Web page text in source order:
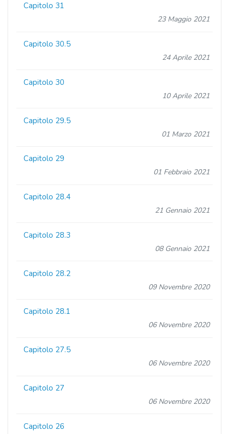
Capitolo 31
23 Maggio 2021
Capitolo 30.5
24 Aprile 2021
Capitolo 30
10 Aprile 2021
Capitolo 29.5
01 Marzo 2021
Capitolo 29
01 Febbraio 2021
Capitolo 28.4
21 Gennaio 2021
Capitolo 28.3
08 Gennaio 2021
Capitolo 28.2
09 Novembre 2020
Capitolo 28.1
06 Novembre 2020
Capitolo 27.5
06 Novembre 2020
Capitolo 27
06 Novembre 2020
Capitolo 26